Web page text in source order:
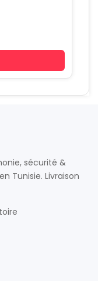
sécurité &
Tunisie. Livraison